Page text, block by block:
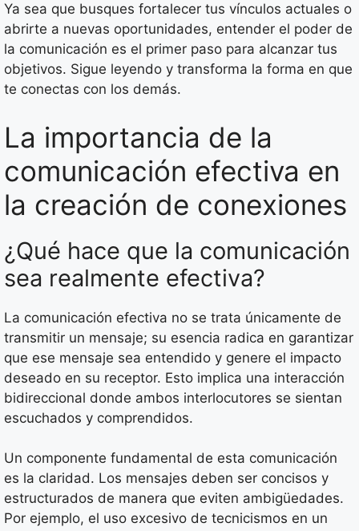
Ya sea que busques fortalecer tus vínculos actuales o
abrirte a nuevas oportunidades, entender el poder de
la comunicación es el primer paso para alcanzar tus
objetivos. Sigue leyendo y transforma la forma en que
te conectas con los demás.
La importancia de la
comunicación efectiva en
la creación de conexiones
¿Qué hace que la comunicación
sea realmente efectiva?
La comunicación efectiva no se trata únicamente de
transmitir un mensaje; su esencia radica en garantizar
que ese mensaje sea entendido y genere el impacto
deseado en su receptor. Esto implica una interacción
bidireccional donde ambos interlocutores se sientan
escuchados y comprendidos.
Un componente fundamental de esta comunicación
es la claridad. Los mensajes deben ser concisos y
estructurados de manera que eviten ambigüedades.
Por ejemplo, el uso excesivo de tecnicismos en un